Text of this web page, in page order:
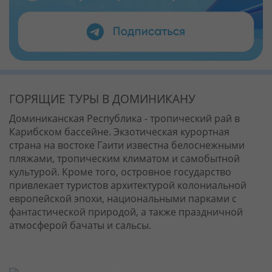
ГОРЯЩИЕ ТУРЫ В ДОМИНИКАНУ
Доминиканская Республика - тропический рай в
Карибском бассейне. Экзотическая курортная
страна на востоке Гаити известна белоснежными
пляжами, тропическим климатом и самобытной
культурой. Кроме того, островное государство
привлекает туристов архитектурой колониальной
европейской эпохи, национальными парками с
фантастической природой, а также праздничной
атмосферой бачаты и сальсы.